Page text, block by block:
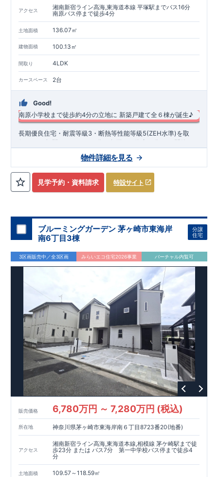
アクセス
湘南新宿ライン高海,東海道本線 平塚駅までバス16分
南原バス停まで徒歩4分
土地面積 136.07㎡
建物面積 100.13㎡
間取り 4LDK
カースペース 2台
Good!
南原小学校まで徒歩約4分の立地に 新築戸建て全６棟が誕生♪
長期優良住宅・耐震等級3・断熱等性能等級5(ZEH水準)を取
得！
校や南原保育園があり、子育て世帯も安心です♪ ​・スーパー・
棟、折上天井やアクセントクロスによりオシャレなリビング空
間を作り出しています！ ​
​・システムキッチン 食器洗浄乾燥機付き！
・浴室 浴室暖房換気乾燥機付き！ ​ ​
６号棟 販売中！
​【6号棟】4LDK、１階は回遊動線のある間取りとなっておりま
す♪ ​開放感のある対面カウンターキッチン付き♪ ​広々バルコニ
ーがございます♪ ​ ​◇アクセス◇ ・JR東海道本線、湘南新宿ラ
イン ​ 「平塚」駅までバス16分、バス停「向原」まで徒歩4分 ​
平塚市立 中原中学校 約1400m(徒歩約19分) ◎ 南原保育園
約400m(徒歩約6分) ◎ 平塚市立 ひばり幼稚園 約800m(徒歩
設】◎ 平塚市民病院 約400m(徒歩約6分) ◎ 南原公園 約
350m(徒歩約5分) ◎ 平塚徳延郵便局 約750m(徒歩約11分)
別価格でご案内 ​お引渡し前に工事を済ませることが可能です。
住宅設備機器修理サービス
​建物引渡日までにお申し込みいただ
くと
早割価格でご案内 ​キッチン／トイレ／バス／給湯器／洗面
化粧台／インターホン 設備機器の​15年保証サービスへの加入が
おすすめです！
東栄ホームサービス株式会社なら、 ​エアコン・フロアコーティ
ング・カーテンレール・カップボード・TVアンテナ 等もご紹
介可能！
ウェブカタログはこちら→​<
各種カタログ｜ブルーミングリフ
住宅性能評価 W取得(設計・建設)
■第三者機関が設計・建物検査(全四回)を実施 ■税制優遇あり
4分野6項目で最高等級を取得!
□ 構造の安定 (耐風等級2・耐震等級3) □ 劣化の軽減 (劣化対
策等級3) □ 維持管理への配慮 (維持管理対策等級3) □ 空気環
境 (ホルムアルデヒド発散等級3)
ZEH水準の断熱性能
□ 断熱等性能等級5～6 □ 一次エネルギー消費量等級6～8 ​□
第三者評価BELS実施
【長期優良住宅】
■国の定める7つの技術基準をクリア ■税制
優遇あり
【東栄セーフティーダンパー標準装備】■制震ダンパ
ーで振れ幅を大幅に低減、繰り返す地震に強い『耐震+制震』
技術 ■メンテナンスフリー
現地案内予約受付中詳細やご見学など、お気軽にお問合せ下さ
い♪東栄住宅 港南台営業所 TEL:0120-29-1081
見学予約・資料請求 特設サイト
物件詳細を見る
ブルーミングガーデン 茅ヶ崎市東海岸
南6丁目3棟
分譲
住宅
3区画販売中／全3区画 みらいエコ住宅2026事業 バーチャル内覧可
販売価格 6,780万円 ～ 7,280万円 (税込)
所在地 神奈川県茅ヶ崎市東海岸南６丁目8723番20(地番)
アクセス
湘南新宿ライン高海,東海道本線,相模線 茅ケ崎駅まで徒
歩23分 または バス7分 第一中学校バス停まで徒歩4
分
土地面積 109.57～118.59㎡